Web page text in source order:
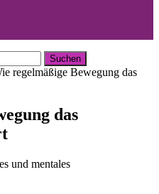
regelmäßige Bewegung das
das